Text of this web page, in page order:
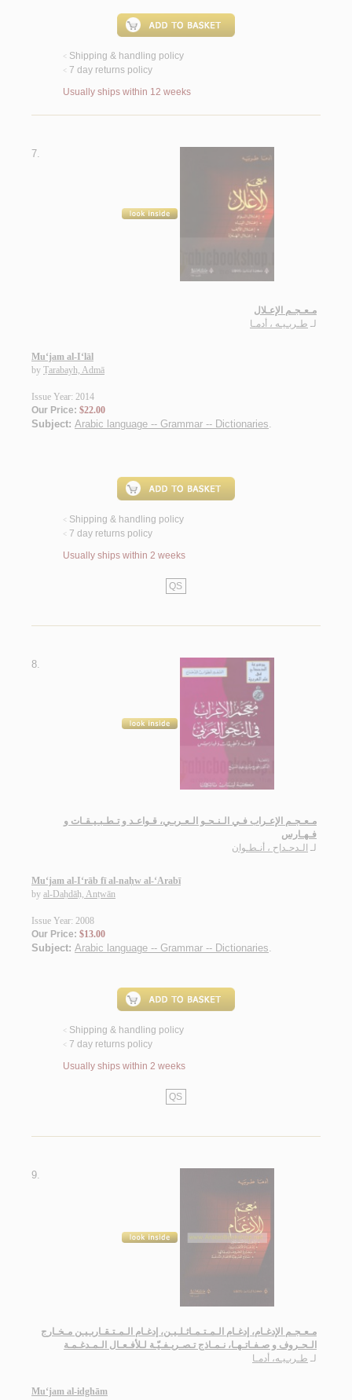
< Shipping & handling policy
< 7 day returns policy
Usually ships within 12 weeks
7.
مـعـجـم الإعـلال
لـ طـربـيـه ، أدمـا
Mu‘jam al-I‘lāl
by Ṭarabayh, Admā
Issue Year: 2014
Our Price: $22.00
Subject: Arabic language -- Grammar -- Dictionaries.
< Shipping & handling policy
< 7 day returns policy
Usually ships within 2 weeks
QS
8.
مـعـجـم الإعـراب فـي الـنـحـو الـعـربـي، قـواعـد و تـطـبـيـقـات و
فـهـارس
لـ الـدحـداح ، أنـطـوان
Mu‘jam al-I‘rāb fī al-naḥw al-‘Arabī
by al-Daḥdāḥ, Anṭwān
Issue Year: 2008
Our Price: $13.00
Subject: Arabic language -- Grammar -- Dictionaries.
< Shipping & handling policy
< 7 day returns policy
Usually ships within 2 weeks
QS
9.
مـعـجـم الإدغـام، إدغـام الـمـتـمـاثـلـيـن، إدغـام الـمـتـقـاربـيـن مـخـارج
الـحـروف و صـفـاتـهـا، نـمـاذج تـصـريـفـيّـة لـلأفـعـال الـمـدغـمـة
لـ طـربـيـه، أدمـا
Mu‘jam al-idghām